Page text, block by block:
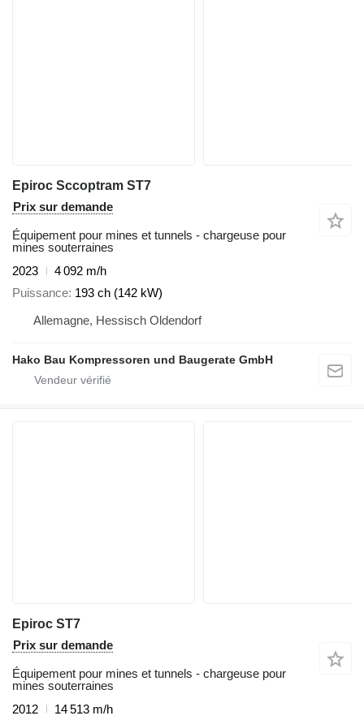
Epiroc Sccoptram ST7
Prix sur demande
Équipement pour mines et tunnels - chargeuse pour
mines souterraines
2023
4 092 m/h
Puissance 193 ch (142 kW)
Allemagne, Hessisch Oldendorf
Hako Bau Kompressoren und Baugerate GmbH
Epiroc ST7
Prix sur demande
Équipement pour mines et tunnels - chargeuse pour
mines souterraines
2012
14 513 m/h